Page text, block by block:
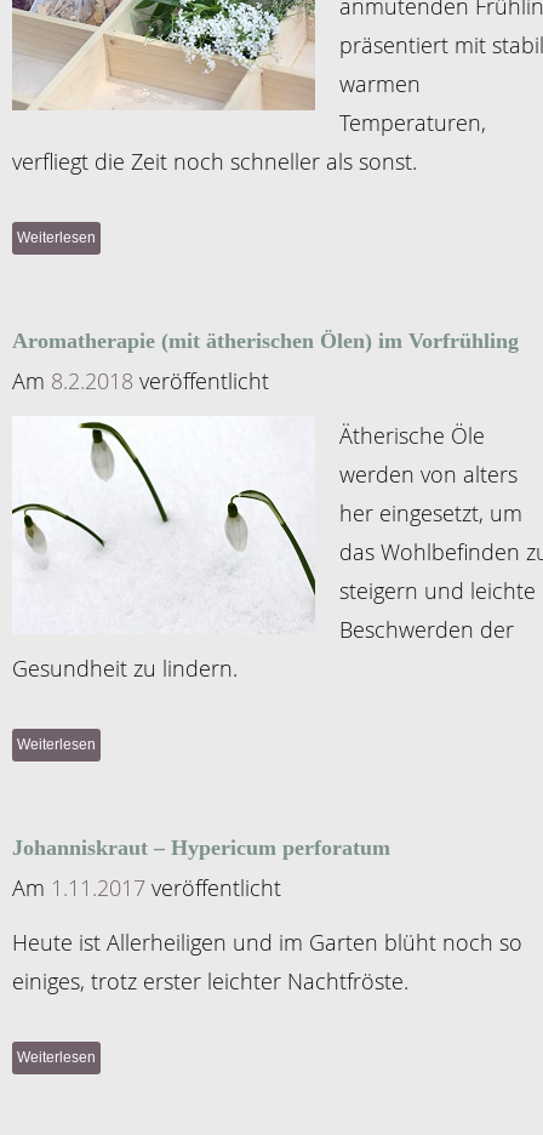
anmutenden
präsentiert mit stabil
warmen
Temperaturen,
verfliegt die Zeit noch schneller als sonst.
Weiterlesen
Aromatherapie (mit ätherischen Ölen) im Vorfrühling
Am 8.2.2018 veröffentlicht
Ätherische Öle
werden von alters
her eingesetzt, um
das Wohlbefinden
steigern und leichte
Beschwerden der
Gesundheit zu lindern.
Weiterlesen
Johanniskraut – Hypericum perforatum
Am 1.11.2017 veröffentlicht
Heute ist Allerheiligen und im Garten blüht noch so
einiges, trotz erster leichter Nachtfröste.
Weiterlesen